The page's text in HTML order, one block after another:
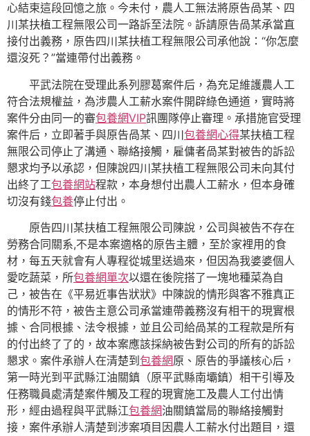
心結束這段回憶之旅。今未付，農人工無法將原告咼某、四
川某扶植工程無限公司一路訴至法院。訴請原告咼某承當直
接付出義務，原告四川某扶植工程無限公司承他說：“你怎麼
還沒死？”當連帶付出義務。
平武法院在受理此系列膠葛案件后，為充足維護農人工
符合法規權益，為涉農人工薪水案件開辟綠色通道，實時將
案件分由同一的審包養網VIP訊團隊停止審理。承措施官受理
案件后，立即著手與原告咼某、四川包養網心得某扶植工程
無限公司停止了溝通、聯絡接觸，雇傭者咼某對被告的訴訟
懇求均予以承認，但陳說四川某扶植工程無限公司未向其付
出終了工包養網站程款，本身想付出農人工薪水，但本身確
切沒有錢包養停止付出。
原告四川某扶植工程無限公司陳說，公司與被告不存在
勞務合同關系,不是本案適格的原告主體，至於家裡用的食
材，每五天就會有人專程從城里送過來，但因為我婆婆個人
愛吃蔬菜，所包養網單次以還在後院搭了一塊地種菜為自
己，被告在《平易近事告狀狀》中陳說的情形與客不雅真正
的情形不符，被告主意公司承當連帶義務沒有相干的現實根
據、合同根據、法令根據，並且公司給咼某的工程款是所有
的付出終了了的，故本案應該採納被告對公司的所有的訴訟
懇求。案件承辦人在清楚到 包養網原、原告的爭議核心后，
第一時光到平武縣江油關鎮（原平武縣南壩鎮）相干引導及
任務職員處清楚案件觸及工程的現實施工及農人工付出情
形，經由過程與平武縣江包養網油關鎮當局的聯絡接觸對
接，案件承辦人清楚到涉案項目因農人工薪水付出題目，還